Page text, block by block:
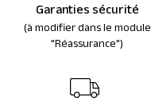
Garanties sécurité
(à modifier dans le module
"Réassurance")